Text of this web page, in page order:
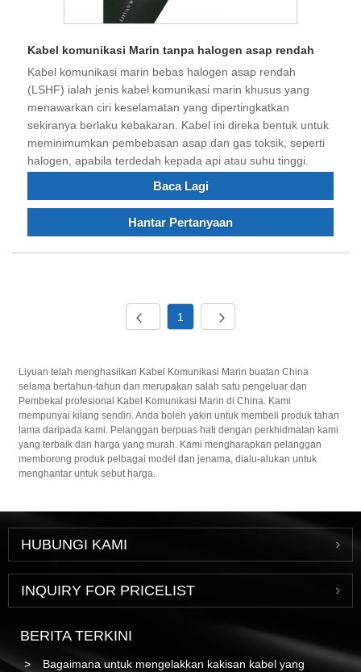
Kabel komunikasi Marin tanpa halogen asap rendah
Kabel komunikasi marin bebas halogen asap rendah
(LSHF) ialah jenis kabel komunikasi marin khusus yang
menawarkan ciri keselamatan yang dipertingkatkan
sekiranya berlaku kebakaran. Kabel ini direka bentuk untuk
meminimumkan pembebasan asap dan gas toksik, seperti
halogen, apabila terdedah kepada api atau suhu tinggi.
Baca Lagi
Hantar Pertanyaan
1
Liyuan telah menghasilkan Kabel Komunikasi Marin buatan China
selama bertahun-tahun dan merupakan salah satu pengeluar dan
Pembekal profesional Kabel Komunikasi Marin di China. Kami
mempunyai kilang sendiri. Anda boleh yakin untuk membeli produk tahan
lama daripada kami. Pelanggan berpuas hati dengan perkhidmatan kami
yang terbaik dan harga yang murah. Kami mengharapkan pelanggan
memborong produk pelbagai model dan jenama, dialu-alukan untuk
menghantar untuk sebut harga.
HUBUNGI KAMI
INQUIRY FOR PRICELIST
BERITA TERKINI
Bagaimana untuk mengelakkan kakisan kabel yang